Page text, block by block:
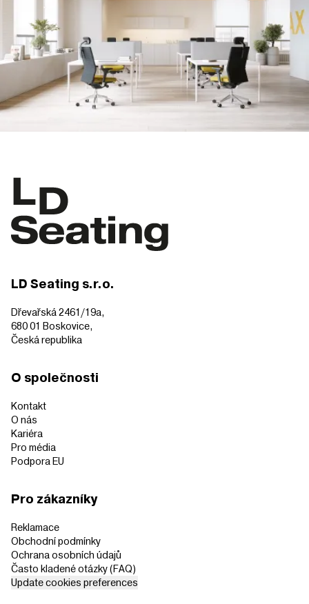
LD Seating s.r.o.
Dřevařská 2461/19a,
680 01 Boskovice,
Česká republika
O společnosti
Kontakt
O nás
Kariéra
Pro média
Podpora EU
Pro zákazníky
Reklamace
Obchodní podmínky
Ochrana osobních údajů
Často kladené otázky (FAQ)
Update cookies preferences